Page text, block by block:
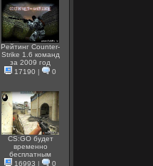
Рейтинг Counter-
Strike 1.6 команд
за 2009 год
17190 | 0
CS:GO будет
временно
бесплатным
16993 | 0